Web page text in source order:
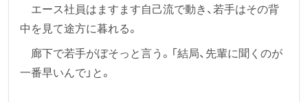
エース社員はますます自己流で動き、若手はその背
中を見て途方に暮れる。
廊下で若手がぼそっと言う。「結局、先輩に聞くのが
一番早いんで」と。